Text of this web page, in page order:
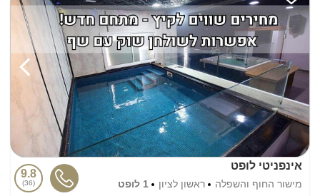
אינפניטי לופט
מישור החוף והשפלה ראשון לציון 1 לופט
9.8
36